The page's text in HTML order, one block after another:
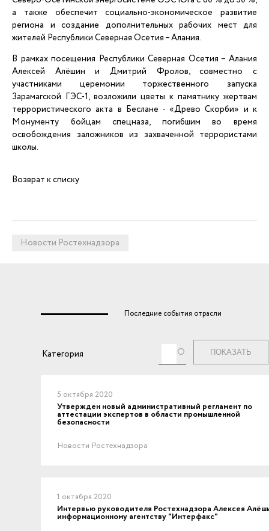
а также обеспечит социально-экономическое развитие
региона и создание дополнительных рабочих мест для
жителей Республики Северная Осетия – Алания.
В рамках посещения Республики Северная Осетия – Алания
Алексей Алёшин и Дмитрий Фролов, совместно с
участниками церемонии торжественного запуска
Зарамагской ГЭС-1, возложили цветы к памятнику жертвам
террористического акта в Беслане - «Древо Скорби» и к
Монументу бойцам спецназа, погибшим во время
освобождения заложников из захваченной террористами
школы.
Возврат к списку
Новости Ростехнадзора
Последние события отрасли
5 октября 2020
Утвержден новый административный регламент по
аттестации экспертов в области промышленной
безопасности
Новости Ростехнадзора
1 октября 2020
Интервью руководителя Ростехнадзора Алексея
информационному агентству "Интерфакс"